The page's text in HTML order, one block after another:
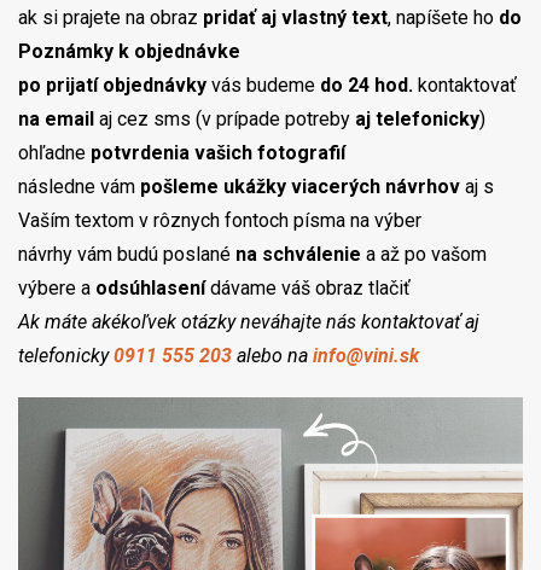
ak si prajete na obraz pridať aj vlastný text, napíšete ho do
Poznámky k objednávke
po prijatí objednávky vás budeme do 24 hod. kontaktovať
na email aj cez sms (v prípade potreby aj telefonicky)
ohľadne potvrdenia vašich fotografií
následne vám pošleme ukážky viacerých návrhov aj s
Vaším textom v rôznych fontoch písma na výber
návrhy vám budú poslané na schválenie a až po vašom
výbere a odsúhlasenídávame váš obraz tlačiť
Ak máte akékoľvek otázky neváhajte nás kontaktovať aj
telefonicky0911 555 203 alebo na info@vini.sk